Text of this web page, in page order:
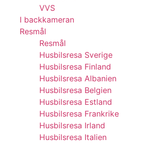
VVS
I backkameran
Resmål
Resmål
Husbilsresa Sverige
Husbilsresa Finland
Husbilsresa Albanien
Husbilsresa Belgien
Husbilsresa Estland
Husbilsresa Frankrike
Husbilsresa Irland
Husbilsresa Italien